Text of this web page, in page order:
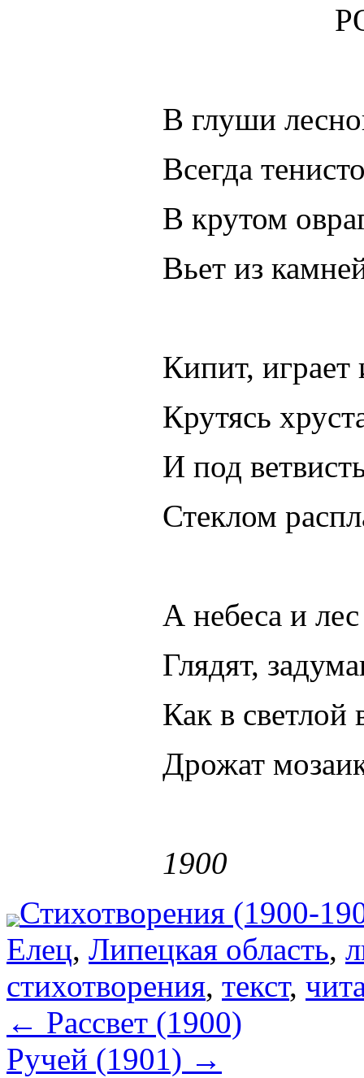
В глуши
Всегда
В крутом
Вьет из
Кипит, играет
Крутясь
И под
Стеклом
А небеса и
Глядят,
Как в светлой
Дрожат
1900
Стихотворения (1900-
Елец, Липецкая область,
стихотворения, текст,
← Рассвет (1900)
Ручей (1901) →